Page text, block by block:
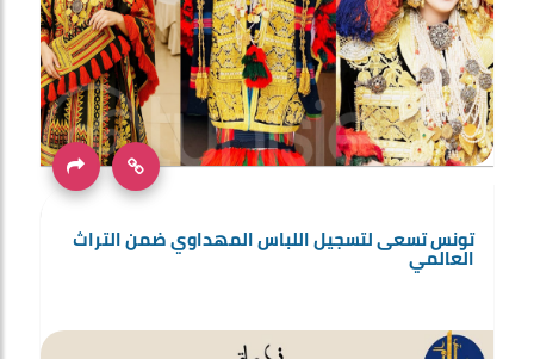
تونس تسعى لتسجيل اللباس المهداوي ضمن التراث
العالمي